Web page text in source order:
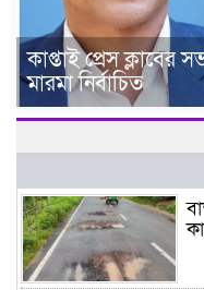
কাপ্তাই প্রেস
মারমা নির্বাচিত